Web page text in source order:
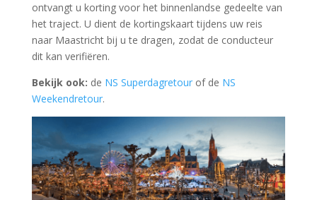
ontvangt u korting voor het binnenlandse gedeelte van
het traject. U dient de kortingskaart tijdens uw reis
naar Maastricht bij u te dragen, zodat de conducteur
dit kan verifiëren.
Bekijk ook: de NS Superdagretourof de NS
Weekendretour.